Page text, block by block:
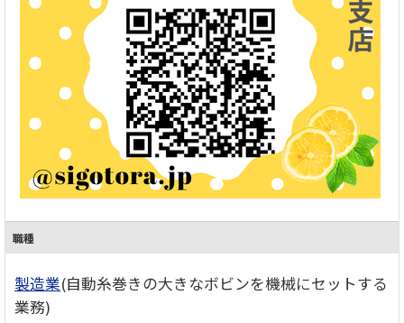
職種
製造業(自動糸巻きの大きなボビンを機械にセットする
業務)